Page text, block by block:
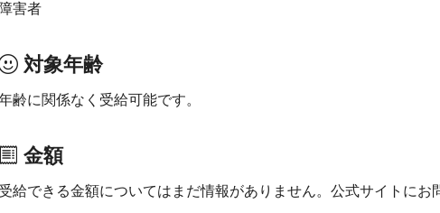
障害者
対象年齢
齢に関係なく受給可能です。
金額
受給できる金額についてはまだ情報がありません。公式サイトにお